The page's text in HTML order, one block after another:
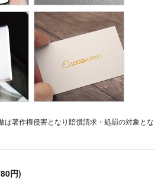
は著作権侵害となり賠償請求・処罰の対象とな
円)